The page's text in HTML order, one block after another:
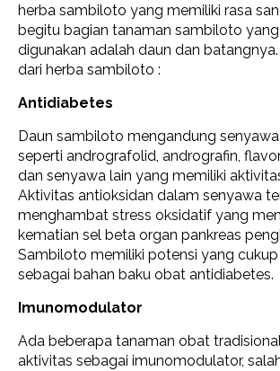
herba sambiloto yang memiliki rasa
begitu bagian tanaman sambiloto
digunakan adalah daun dan
dari herba sambiloto :
Antidiabetes
Daun sambiloto mengandung
seperti andrografolid, andrografin,
dan senyawa lain yang memiliki
Aktivitas antioksidan dalam senyawa
menghambat stress oksidatif yang
kematian sel beta organ pankreas
Sambiloto memiliki potensi yang cukup
sebagai bahan baku obat antidiabetes.
Imunomodulator
Ada beberapa tanaman obat
aktivitas sebagai imunomodulator,